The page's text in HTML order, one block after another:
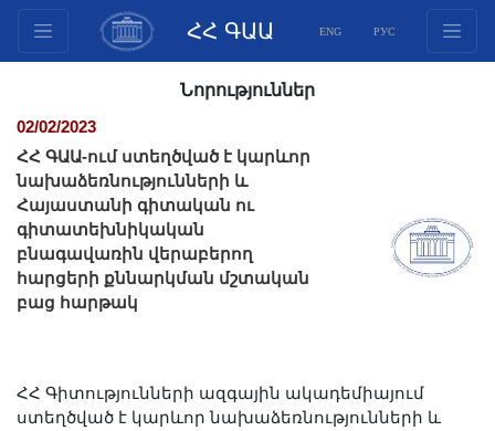
ՀՀ ԳԱԱ ENG РУС
Փաստաթղթեր
Ինովացիոն առաջարկներ
Հրատարակություններ
Հիմնադրամներ
Գիտաժողովներ
համագործակցություն
Նորություններ
02/02/2023
ՀՀ ԳԱԱ-ում ստեղծված է կարևոր
նախաձեռնությունների և
Հայաստանի գիտական ու
գիտատեխնիկական
բնագավառին վերաբերող
հարցերի քննարկման մշտական
բաց հարթակ
ՀՀ Գիտությունների ազգային ակադեմիայում
ստեղծված է կարևոր նախաձեռնությունների և